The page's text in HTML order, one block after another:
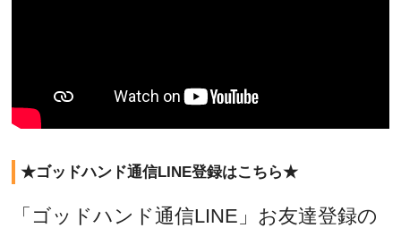
★ゴッドハンド通信LINE登録はこちら★
「ゴッドハンド通信LINE」お友達登録の